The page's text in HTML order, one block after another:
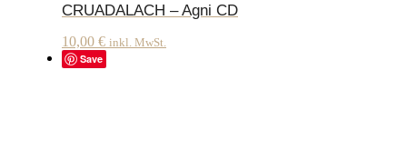
CRUADALACH – Agni CD
10,00 € inkl. MwSt.
Save